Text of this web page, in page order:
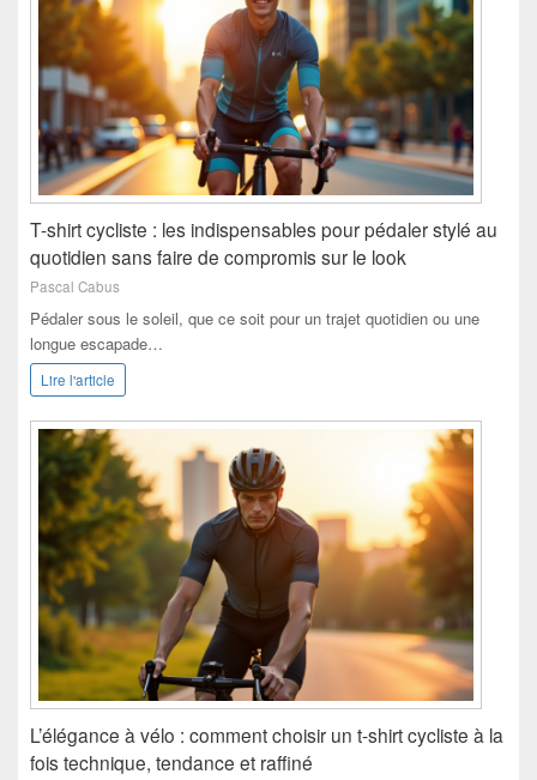
T-shirt cycliste : les indispensables pour pédaler stylé au
quotidien sans faire de compromis sur le look
Pascal Cabus
Pédaler sous le soleil, que ce soit pour un trajet quotidien ou une
longue escapade…
Lire l'article
L’élégance à vélo : comment choisir un t-shirt cycliste à la
fois technique, tendance et raffiné